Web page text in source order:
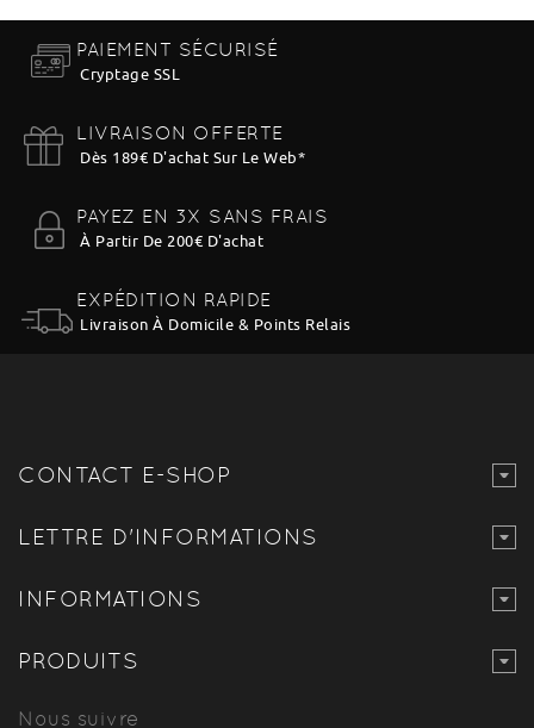
PAIEMENT SÉCURISÉ
Cryptage SSL
LIVRAISON OFFERTE
Dès 189€ D'achat Sur Le Web*
PAYEZ EN 3X SANS FRAIS
À Partir De 200€ D'achat
EXPÉDITION RAPIDE
Livraison À Domicile & Points Relais
CONTACT E-SHOP
LETTRE D'INFORMATIONS
INFORMATIONS
PRODUITS
Nous suivre